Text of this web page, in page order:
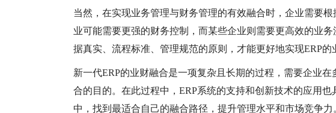
当然，在实现业务管理与财务管理的有效融合时，企业需要
业可能需要更强的财务控制，而某些企业则需要更高效的业
据真实、流程标准、管理规范的原则，才能更好地实现ERP的
新一代ERP的业财融合是一项复杂且长期的过程，需要企业
合的目的。在此过程中，ERP系统的支持和创新技术的应用
中，找到最适合自己的融合路径，提升管理水平和市场竞争力